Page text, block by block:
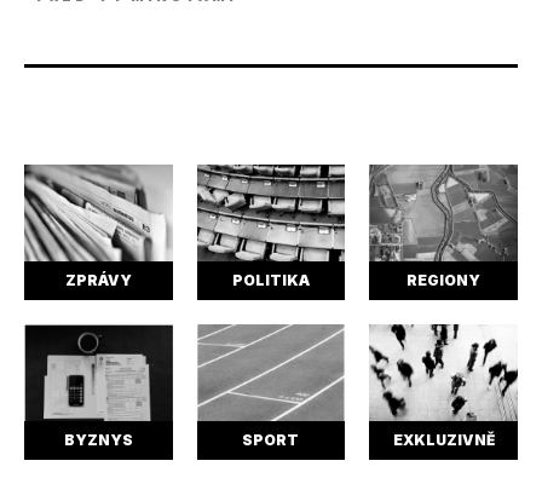
ZPRÁVY POLITIKA REGIONY
BYZNYS SPORT EXKLUZIVNĚ